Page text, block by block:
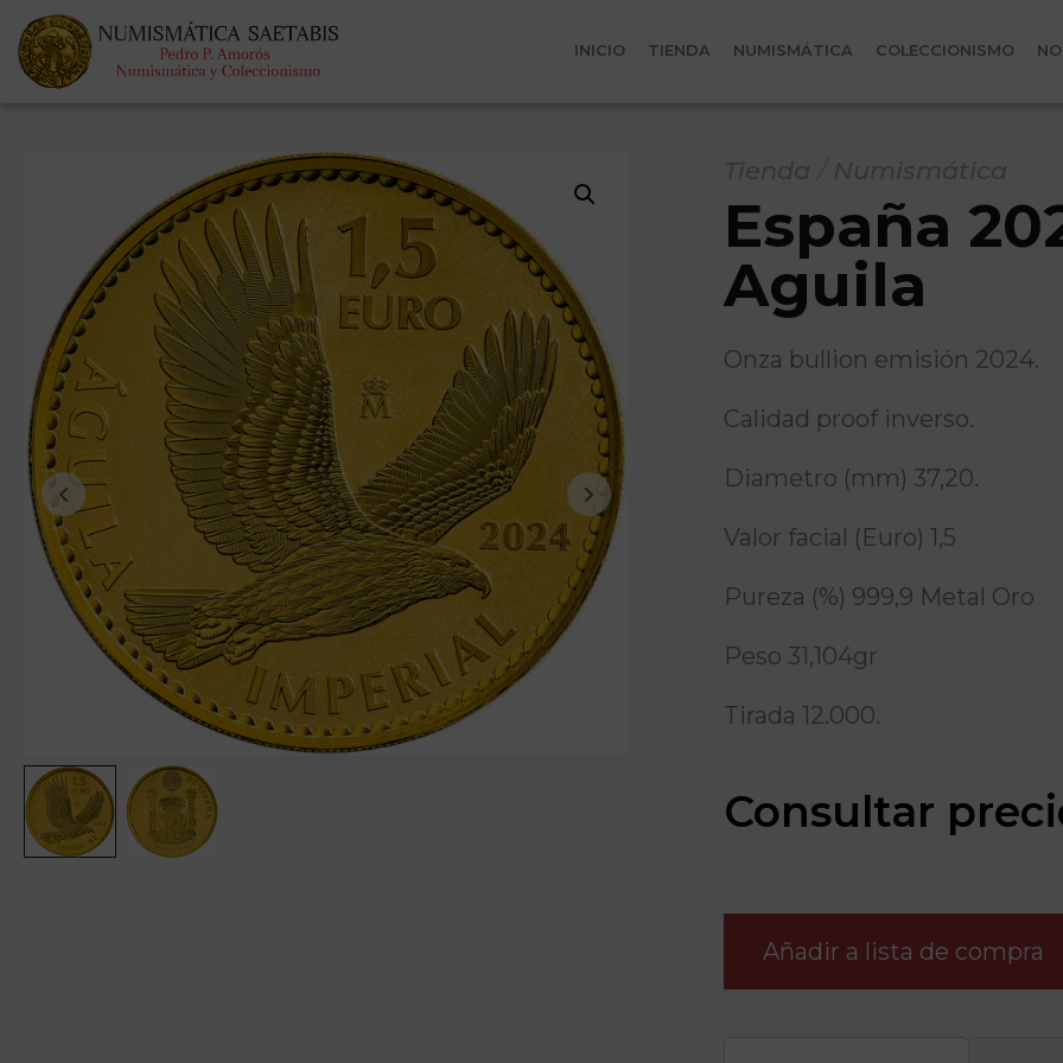
INICIO TIENDA NUMISMÁTICA COLECCIONISMO
España
Aguila
Onza bullion emisión 2024.
Calidad proof inverso.
Diametro (mm) 37,20.
Valor facial (Euro) 1,5
Pureza (%) 999,9 Metal Oro
Peso 31,104gr
Tirada 12.000.
Consultar
Añadir a lista de compra